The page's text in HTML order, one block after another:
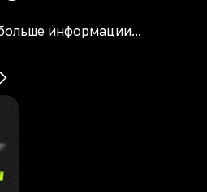
информации...